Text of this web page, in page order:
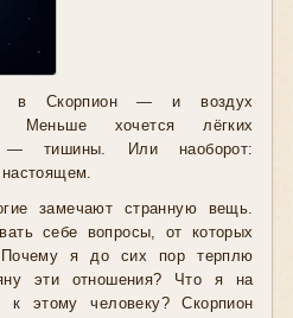
в Скорпион — и воздух
Меньше хочется лёгких
— тишины. Или наоборот:
замечают странную вещь.
себе вопросы, от которых
Почему я до сих пор терплю
эти отношения? Что я на
этому человеку? Скорпион